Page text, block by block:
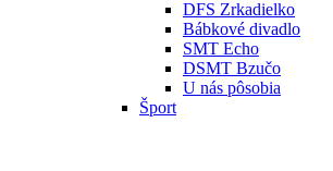
DFS Zrkadielko
Bábkové divadlo
SMT Echo
DSMT Bzučo
U nás pôsobia
Šport